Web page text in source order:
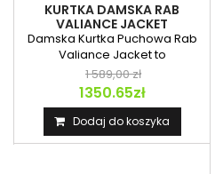
KURTKA DAMSKA RAB
VALIANCE JACKET
Damska Kurtka Puchowa Rab
Valiance Jacket to
wodoodporna izolacja...
1 589,00 zł
1350.65zł
Dodaj do koszyka